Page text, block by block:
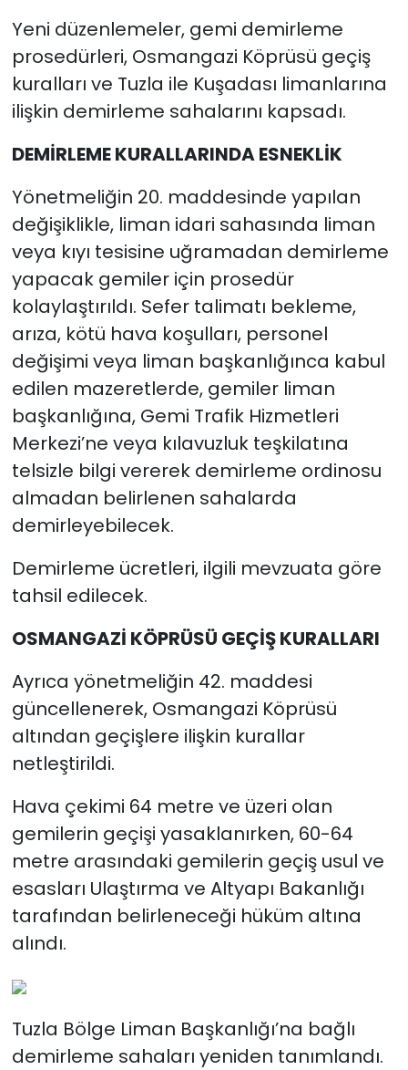
Yeni düzenlemeler, gemi demirleme
prosedürleri, Osmangazi Köprüsü geçiş
kuralları ve Tuzla ile Kuşadası limanlarına
ilişkin demirleme sahalarını kapsadı.
DEMİRLEME KURALLARINDA ESNEKLİK
Yönetmeliğin 20. maddesinde yapılan
değişiklikle, liman idari sahasında liman
veya kıyı tesisine uğramadan demirleme
yapacak gemiler için prosedür
kolaylaştırıldı. Sefer talimatı bekleme,
arıza, kötü hava koşulları, personel
değişimi veya liman başkanlığınca kabul
edilen mazeretlerde, gemiler liman
başkanlığına, Gemi Trafik Hizmetleri
Merkezi’ne veya kılavuzluk teşkilatına
telsizle bilgi vererek demirleme ordinosu
almadan belirlenen sahalarda
demirleyebilecek.
Demirleme ücretleri, ilgili mevzuata göre
tahsil edilecek.
OSMANGAZİ KÖPRÜSÜ GEÇİŞ KURALLARI
Ayrıca yönetmeliğin 42. maddesi
güncellenerek, Osmangazi Köprüsü
altından geçişlere ilişkin kurallar
netleştirildi.
Hava çekimi 64 metre ve üzeri olan
gemilerin geçişi yasaklanırken, 60-64
metre arasındaki gemilerin geçiş usul ve
esasları Ulaştırma ve Altyapı Bakanlığı
tarafından belirleneceği hüküm altına
alındı.
Tuzla Bölge Liman Başkanlığı’na bağlı
demirleme sahaları yeniden tanımlandı.